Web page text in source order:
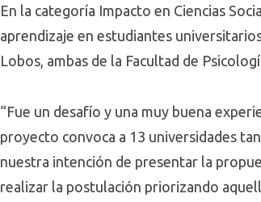
En la categoría Impacto en Ciencias
aprendizaje en estudiantes
Lobos, ambas de la Facultad de
“Fue un desafío y una muy buena
proyecto convoca a 13 universidades
nuestra intención de presentar la
realizar la postulación priorizando